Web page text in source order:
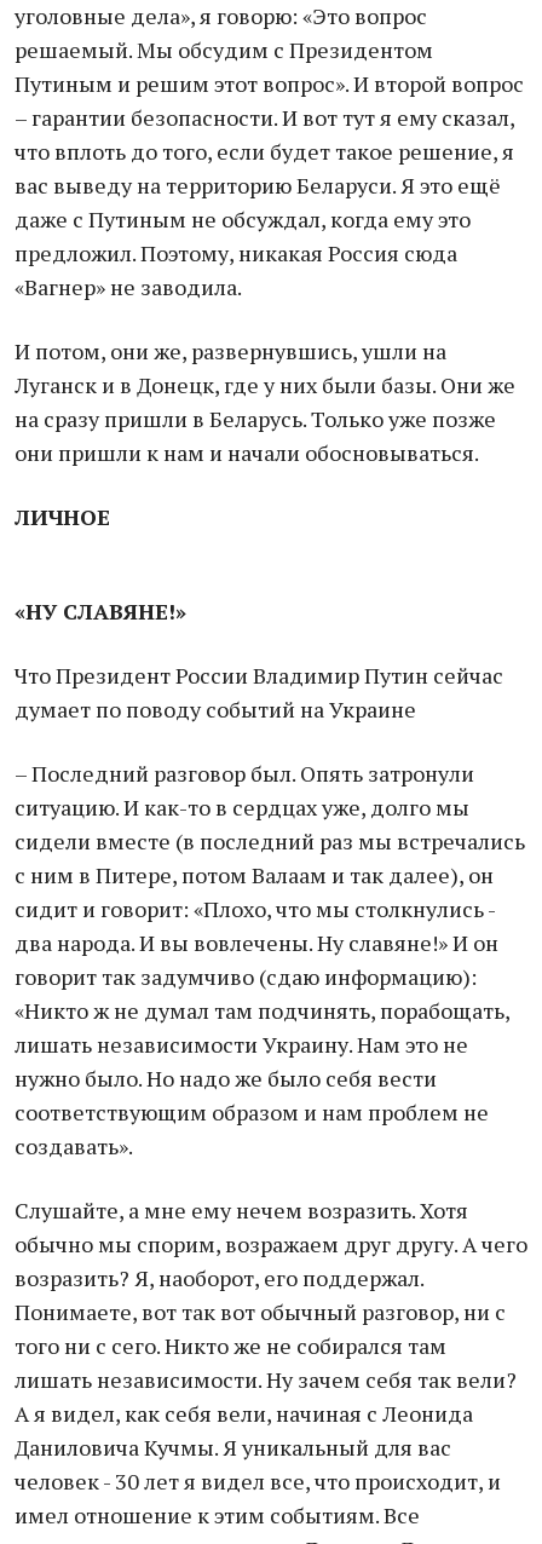
уголовные дела», я говорю: «Это вопрос
решаемый. Мы обсудим с Президентом
Путиным и решим этот вопрос». И второй вопрос
– гарантии безопасности. И вот тут я ему сказал,
что вплоть до того, если будет такое решение, я
вас выведу на территорию Беларуси. Я это ещё
даже с Путиным не обсуждал, когда ему это
предложил. Поэтому, никакая Россия сюда
«Вагнер» не заводила.
И потом, они же, развернувшись, ушли на
Луганск и в Донецк, где у них были базы. Они же
на сразу пришли в Беларусь. Только уже позже
они пришли к нам и начали обосновываться.
ЛИЧНОЕ
«НУ СЛАВЯНЕ!»
Что Президент России Владимир Путин сейчас
думает по поводу событий на Украине
– Последний разговор был. Опять затронули
ситуацию. И как-то в сердцах уже, долго мы
сидели вместе (в последний раз мы встречались
с ним в Питере, потом Валаам и так далее), он
сидит и говорит: «Плохо, что мы столкнулись -
два народа. И вы вовлечены. Ну славяне!» И он
говорит так задумчиво (сдаю информацию):
«Никто ж не думал там подчинять, порабощать,
лишать независимости Украину. Нам это не
нужно было. Но надо же было себя вести
соответствующим образом и нам проблем не
создавать».
Слушайте, а мне ему нечем возразить. Хотя
обычно мы спорим, возражаем друг другу. А чего
возразить? Я, наоборот, его поддержал.
Понимаете, вот так вот обычный разговор, ни с
того ни с сего. Никто же не собирался там
лишать независимости. Ну зачем себя так вели?
А я видел, как себя вели, начиная с Леонида
Даниловича Кучмы. Я уникальный для вас
человек - 30 лет я видел все, что происходит, и
имел отношение к этим событиям. Все